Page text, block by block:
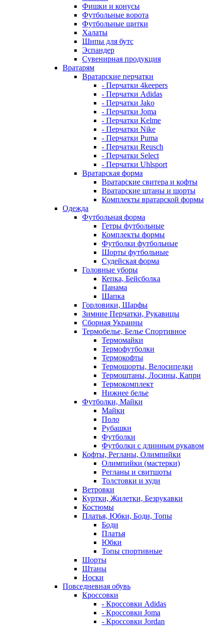
Фишки и конусы
Футбольные ворота
Футбольные щитки
Халаты
Шипы для бутс
Эспандер
Сувенирная продукция
Вратарям
Вратарские перчатки
- Перчатки 4keepers
- Перчатки Adidas
- Перчатки Jako
- Перчатки Joma
- Перчатки Kelme
- Перчатки Nike
- Перчатки Puma
- Перчатки Reusch
- Перчатки Select
- Перчатки Uhlsport
Вратарская форма
Вратарские свитера и кофты
Вратарские штаны и шорты
Комплекты вратарской формы
Одежда
Футбольная форма
Гетры футбольные
Комплекты формы
Футболки футбольные
Шорты футбольные
Судейская форма
Головные уборы
Кепка, Бейсболка
Панама
Шапка
Горловики, Шарфы
Зимние Перчатки, Рукавицы
Сборная Украины
Термобелье, Белье Спортивное
Термомайки
Термофутболки
Термокофты
Термошорты, Велосипедки
Термоштаны, Лосины, Капри
Термокомплект
Нижнее белье
Футболки, Майки
Майки
Поло
Рубашки
Футболки
Футболки с длинным рукавом
Кофты, Регланы, Олимпийки
Олимпийки (мастерки)
Регланы и свитшоты
Толстовки и худи
Ветровки
Куртки, Жилетки, Безрукавки
Костюмы
Платья, Юбки, Боди, Топы
Боди
Платья
Юбки
Топы спортивные
Шорты
Штаны
Носки
Повседневная обувь
Кроссовки
- Кроссовки Adidas
- Кроссовки Joma
- Кроссовки Jordan